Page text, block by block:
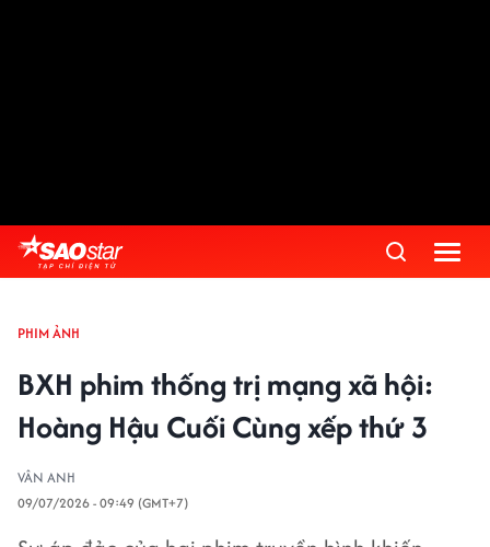
PHIM ẢNH
BXH phim thống trị mạng xã hội:
Hoàng Hậu Cuối Cùng xếp thứ 3
VÂN ANH
09/07/2026 - 09:49 (GMT+7)